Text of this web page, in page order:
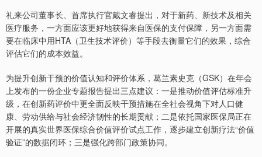
礼来公司董事长、首席执行官戴文睿提出，对于新药、新技术及相关
医疗服务，一方面应该更好地获得来自医保的支付保障，另一方面需
要在临床中用HTA（卫生技术评价）等手段去衡量它们的效果，综合
评估它们的成本效益。
为提升创新干预的价值认知和评价体系，葛兰素史克（GSK）在年会
上发布的一份企业专题报告提出三点建议：一是推动价值评估标准升
级，在创新药评价中更全面反映干预措施在全社会视角下对人口健
康、劳动供给与社会经济韧性的长期贡献；二是依托国家医保局正在
开展的真实世界医保综合价值评价试点工作，逐步建立创新疗法“价值
验证”的数据闭环；三是强化跨部门政策协同。